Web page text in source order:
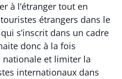
à l’étranger tout en
étrangers dans le
s’inscrit dans un cadre
donc à la fois
nationale et limiter la
internationaux dans